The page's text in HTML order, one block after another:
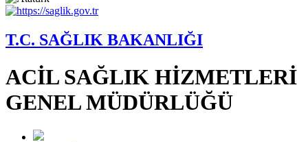
T.C. SAĞLIK BAKANLIĞI
ACİL SAĞLIK HİZMETLERİ
GENEL MÜDÜRLÜĞÜ